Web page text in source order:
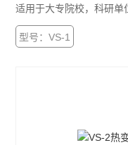
适用于大专院校，科研单
型号：VS-1